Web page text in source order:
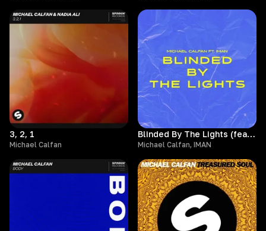
3, 2, 1
Michael Calfan
Blinded By The Lights (feat. IMAN)
Michael Calfan, IMAN